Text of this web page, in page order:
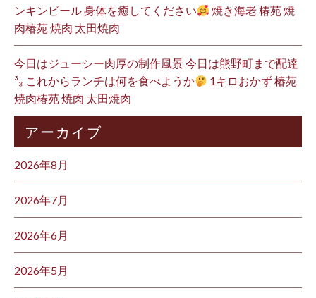
ンキンビール 身体を癒してください
焼き海老 椿苑 焼
肉椿苑 焼肉 太田焼肉
今日はジューシー肉厚の制作風景 今日は熊野町まで配達
³₃ これからランチは何を食べようか
1キロおかず 椿苑
焼肉椿苑 焼肉 太田焼肉
アーカイブ
2026年8月
2026年7月
2026年6月
2026年5月